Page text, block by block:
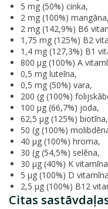
5 mg (50%) cinka,
2 mg (100%) mangāna,
2 mg (142,9%) B6
1,75 mg (125%) B2
1,4 mg (127,3%) B1
800 μg (100%) A
0,5 mg luteīna,
0,5 mg (50%) vara,
200 (g (100%)
100 μg (66,7%) joda,
62,5 μg (125%) biotīna,
50 (g (100%)
40 μg (100%) hroma,
30 (g (54,5%) selēna,
30 μg (40%) K
5 μg (100%) D
2,5 μg (100%) B12
Citas